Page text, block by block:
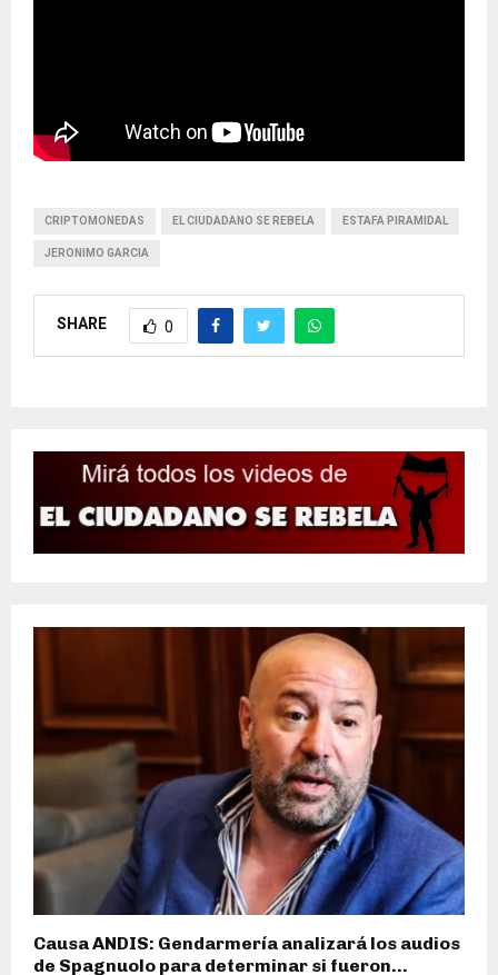
CRIPTOMONEDAS EL CIUDADANO SE REBELA ESTAFA PIRAMIDAL
JERONIMO GARCIA
SHARE 0
Causa ANDIS: Gendarmería analizará los audios
de Spagnuolo para determinar si fueron...